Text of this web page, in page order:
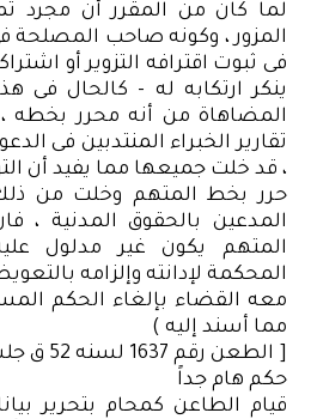
لما كان من المقرر أن مجرد
المزور ، وكونه صاحب المصلحة فى
فى ثبوت اقترافه التزوير أو
ينكر ارتكابه له - كالحال فى
المضاهاة من أنه محرر بخطه ،
تقارير الخبراء المنتدبين فى
، قد خلت جميعها مما يفيد أن
حرر بخط المتهم وخلت من
المدعين بالحقوق المدنية ،
المتهم يكون غير مدلول
المحكمة لإدانته وإلزامه
معه القضاء بإلغاء الحكم
مما أسند إليه )
[ الطعن رقم 1637 لسنه 52 ق جلسة 20/3/1983 ]
حكم هام جداً
قيام الطاعن كمحام بتحرير